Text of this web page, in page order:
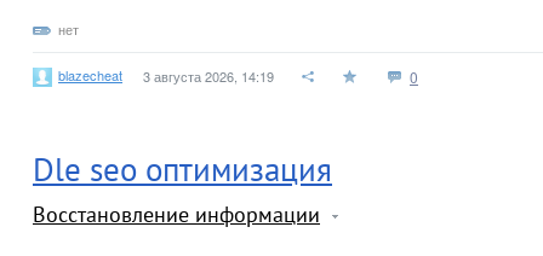
нет
blazecheat 3 августа 2026, 14:19 0
Dle seo оптимизация
Восстановление информации